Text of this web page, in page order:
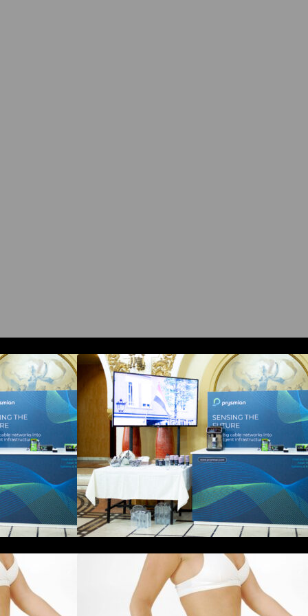
COMM26
si Digital
in
critice
generează o
de până la
la jumătate
Prysmian aduce la COMM26
tehnologii de sensing si Digital
Energy pentru monitorizarea in
timp real a infrastrucrutilor critice
Tratamentul Wegovy® generează o
scădere în greutate de până la
22,6% la femei în perioada
menopauzei și reduce la jumătate
riscul de migrene